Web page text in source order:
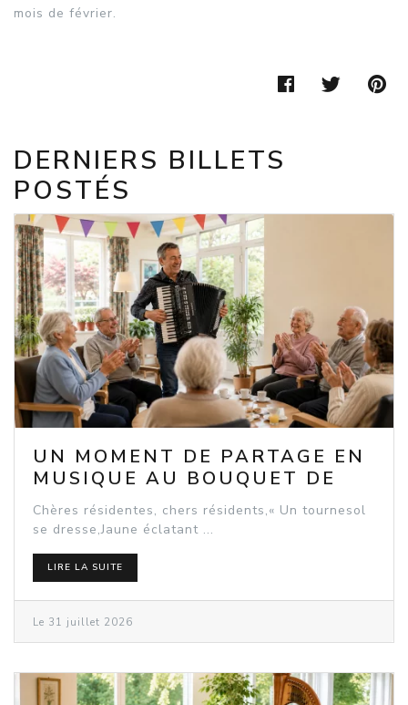
mois de février.
FACEBOOK
DERNIERS BILLETS
POSTÉS
UN MOMENT DE PARTAGE EN
MUSIQUE AU BOUQUET DE
SEEBACH
Chères résidentes, chers résidents,« Un tournesol
se dresse,Jaune éclatant ...
LIRE LA SUITE
Le 31 juillet 2026